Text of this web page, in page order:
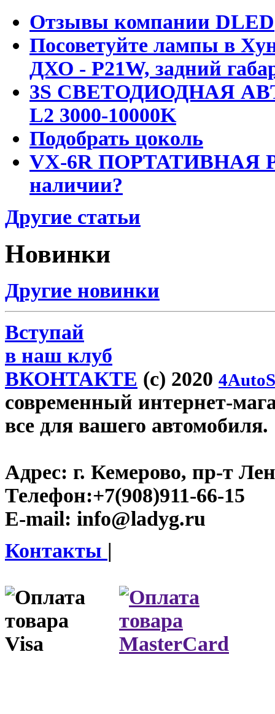
Отзывы компании DLED
Посоветуйте лампы в
ДХО - P21W, задний
3S СВЕТОДИОДНАЯ
L2 3000-10000K
Подобрать цоколь
VX-6R ПОРТАТИВНАЯ
наличии?
Другие статьи
Новинки
Другие новинки
Вступай
в наш клуб
ВКОНТАКТЕ (c) 2020
современный интернет-
все для вашего автомобиля.
Адрес: г. Кемерово, пр-т
Телефон:+7(908)911-66-15
E-mail: info@ladyg.ru
Контакты |